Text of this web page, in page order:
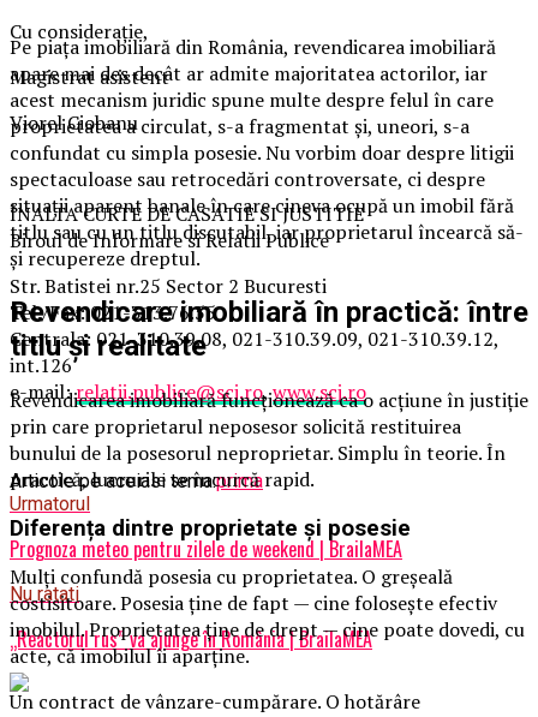
Cu considerație,
Magistrat asistent
Viorel Ciobanu
ÎNALTA CURTE DE CASATIE SI JUSTITIE
Biroul de Informare si Relatii Publice
Str. Batistei nr.25 Sector 2 Bucuresti
Tel./Fax: 021-313.76.55
Centrala: 021-310.39.08, 021-310.39.09, 021-310.39.12,
int.126
e-mail:relatii.publice@scj.ro,www.scj.ro
Articole pe aceiasi tema:prima
Urmatorul
Prognoza meteo pentru zilele de weekend | BrailaMEA
Nu ratati
„Reactorul rus” va ajunge în România | BrailaMEA
Pe piața imobiliară din România, revendicarea imobiliară
apare mai des decât ar admite majoritatea actorilor, iar
acest mecanism juridic spune multe despre felul în care
proprietatea a circulat, s-a fragmentat și, uneori, s-a
confundat cu simpla posesie. Nu vorbim doar despre litigii
spectaculoase sau retrocedări controversate, ci despre
situații aparent banale în care cineva ocupă un imobil fără
titlu sau cu un titlu discutabil, iar proprietarul încearcă să-
și recupereze dreptul.
Revendicare imobiliară în practică: între
titlu și realitate
Revendicarea imobiliară funcționează ca o acțiune în justiție
prin care proprietarul neposesor solicită restituirea
bunului de la posesorul neproprietar. Simplu în teorie. În
practică, lucrurile se încurcă rapid.
Diferența dintre proprietate și posesie
Mulți confundă posesia cu proprietatea. O greșeală
costisitoare. Posesia ține de fapt — cine folosește efectiv
imobilul. Proprietatea ține de drept — cine poate dovedi, cu
acte, că imobilul îi aparține.
Un contract de vânzare-cumpărare. O hotărâre